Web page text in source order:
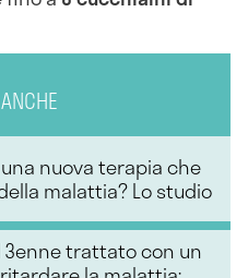
nuova terapia che
malattia? Lo studio
trattato con un